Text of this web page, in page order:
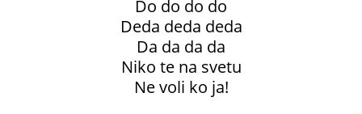
Do do do do
Deda deda deda
Da da da da
Niko te na svetu
Ne voli ko ja!